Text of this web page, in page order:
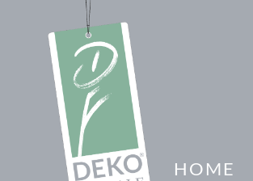
Zur Hauptnavigation springen
HOME